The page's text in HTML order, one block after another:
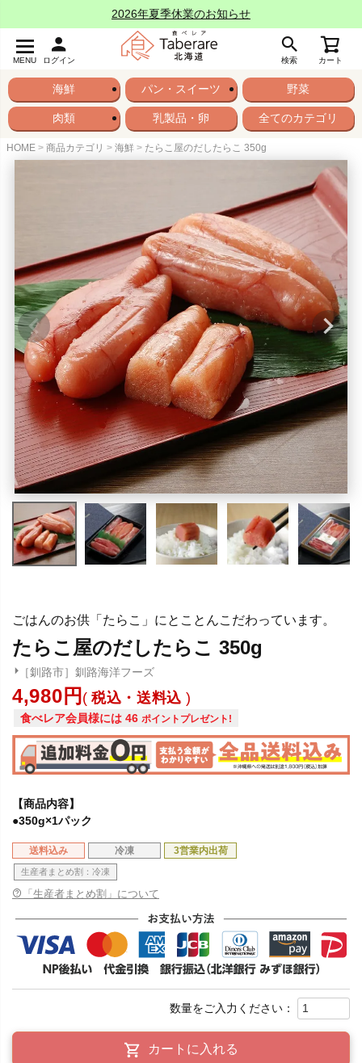
2026年夏季休業のお知らせ
MENU ログイン 検索 カート
海鮮 パン・スイーツ 野菜
肉類 乳製品・卵 全てのカテゴリ
HOME 商品カテゴリ 海鮮 たらこ屋のだしたらこ 350g
ごはんのお供「たらこ」にとことんこだわっています。
たらこ屋のだしたらこ 350g
［釧路市］釧路海洋フーズ
4,980 税込・送料込
食べレア会員様には 46 ポイントプレゼント!
【商品内容】
●350g×1パック
送料込み 冷凍 3営業内出荷
生産者まとめ割：冷凍
「生産者まとめ割」について
カートに入れる